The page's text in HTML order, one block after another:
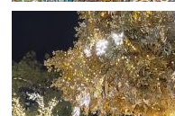
業
發
展